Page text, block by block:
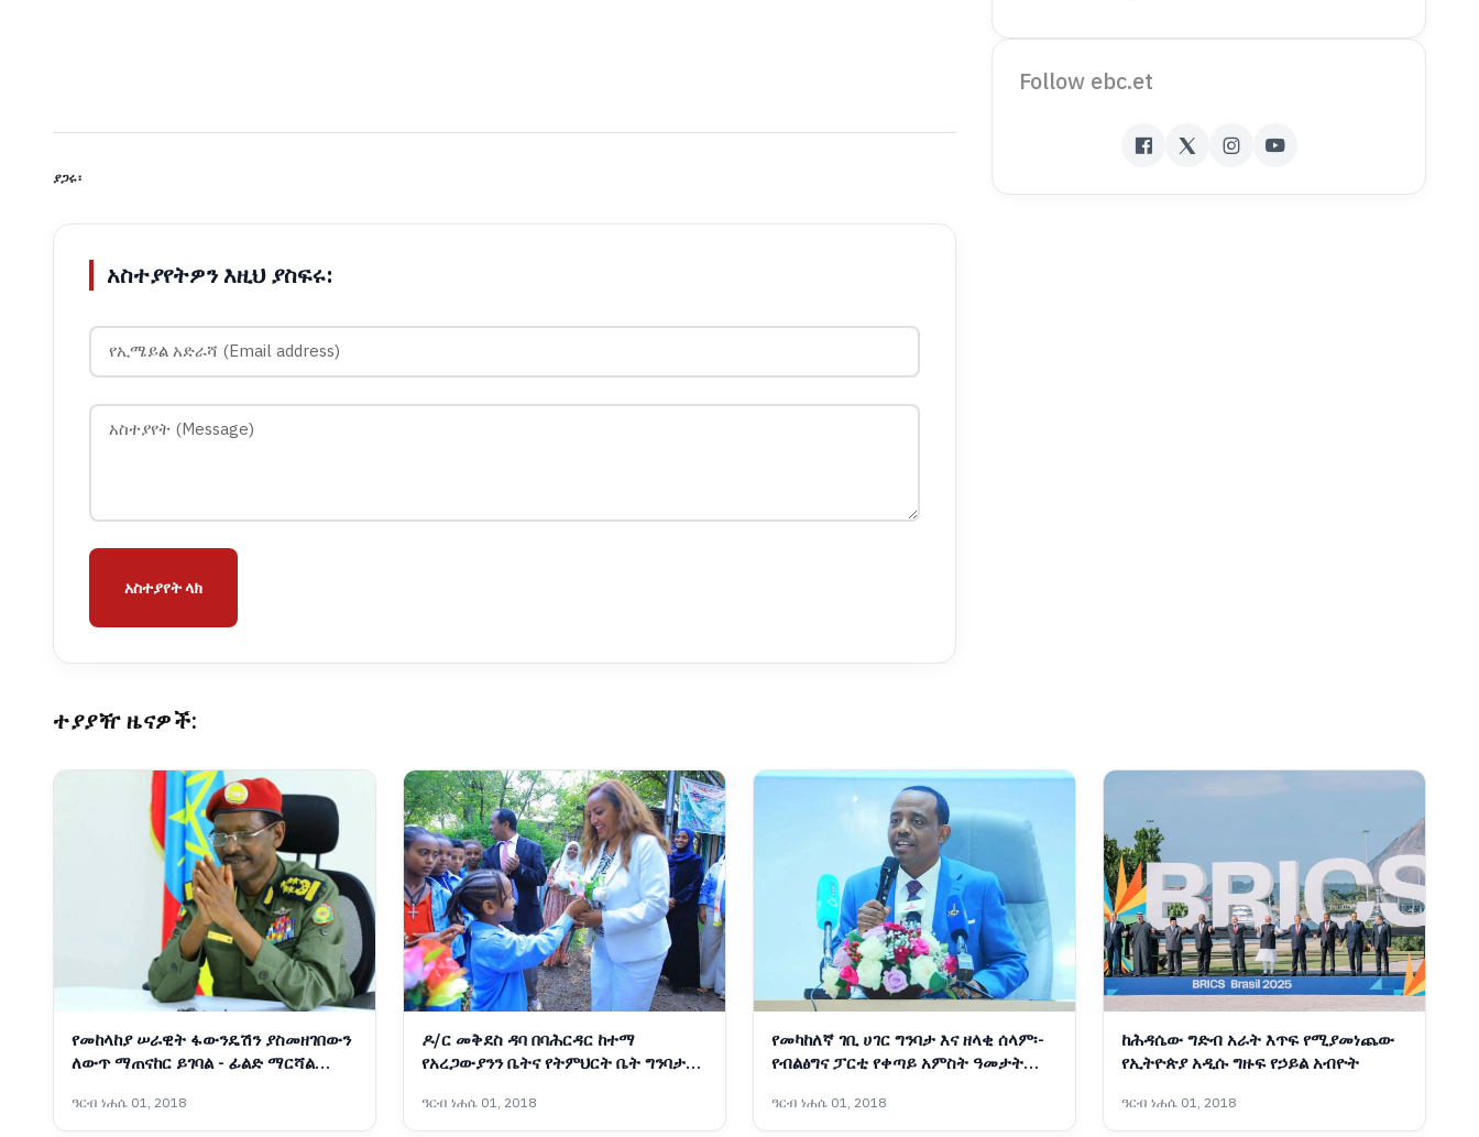
ያጋሩ፡
አስተያየትዎን እዚህ ያስፍሩ:
አስተያየት ላክ
Follow ebc.et
ተያያዥ ዜናዎች:
የመከላከያ ሠራዊት ፋውንዴሽን ያስመዘገበውን
ለውጥ ማጠናከር ይገባል - ፊልድ ማርሻል
ዓርብ ነሐሴ 01, 2018
ዶ/ር መቅደስ ዳባ በባሕርዳር ከተማ
የአረጋውያንን ቤትና የትምህርት ቤት ግንባታ
ዓርብ ነሐሴ 01, 2018
የመካከለኛ ገቢ ሀገር ግንባታ እና ዘላቂ ሰላም፡-
የብልፅግና ፓርቲ የቀጣይ አምስት ዓመታት
ዓርብ ነሐሴ 01, 2018
ከሕዳሴው ግድብ አራት እጥፍ የሚያመነጨው
የኢትዮጵያ አዲሱ ግዙፍ የኃይል አብዮት
ዓርብ ነሐሴ 01, 2018